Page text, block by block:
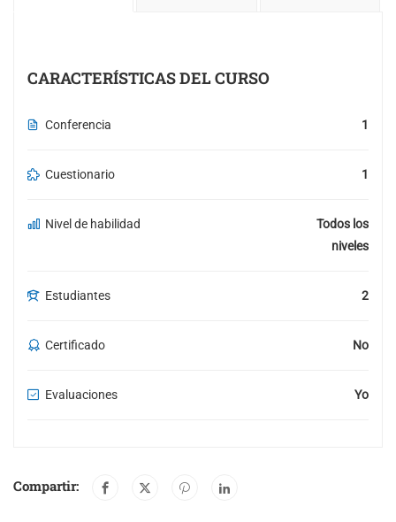
CARACTERÍSTICAS DEL CURSO
Conferencia 1
Cuestionario 1
Nivel de habilidad
Todos los
niveles
Estudiantes 2
Certificado No
Evaluaciones Yo
Compartir: